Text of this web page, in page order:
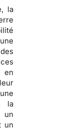
la
en
la
un
un